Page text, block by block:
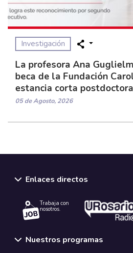
Investigación
La profesora Ana
beca de la Fundación
estancia corta
05 de Agosto, 2026
Enlaces directos
Trabaja con
nosotros.
Nuestros programas